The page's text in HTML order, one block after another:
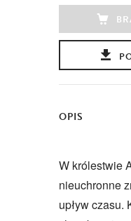
OPIS
W królestwie
nieuchronne
upływ czasu.